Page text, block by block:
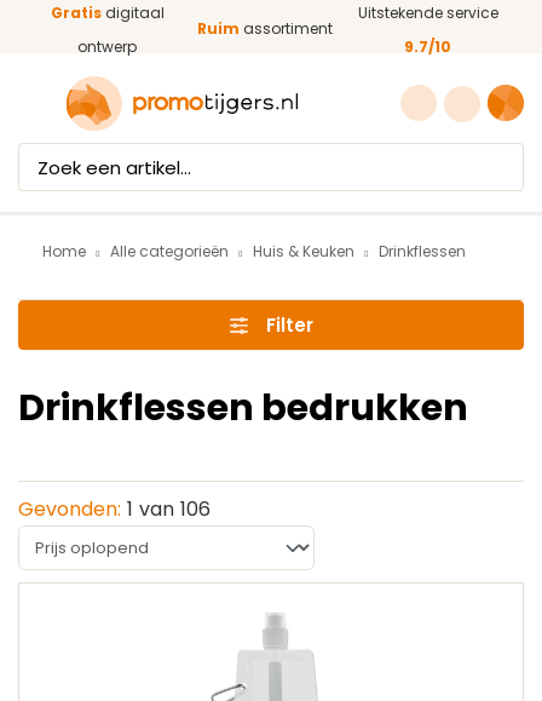
Ga naar de hoofdinhoud
Gratisdigitaal
ontwerp
Ruim assortiment
Uitstekende service
9.7/10
Home Alle categorieën Huis & Keuken Drinkflessen
Filter
Drinkflessen bedrukken
Gevonden: 1 van 106